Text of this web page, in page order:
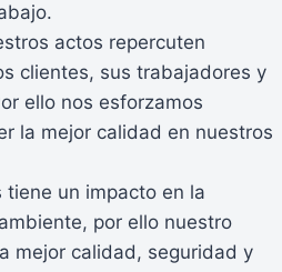
actos repercuten
clientes, sus trabajadores y
ello nos esforzamos
la mejor calidad en nuestros
un impacto en la
por ello nuestro
mejor calidad, seguridad y